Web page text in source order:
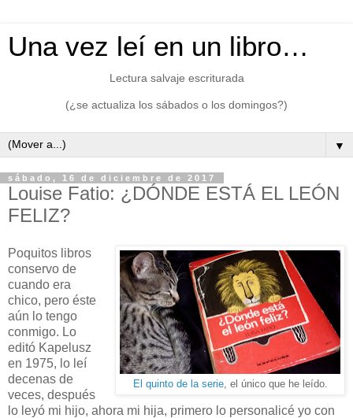
Una vez leí en un libro…
Lectura salvaje escriturada
(¿se actualiza los sábados o los domingos?)
▼
sábado, 16 de diciembre de 2017
Louise Fatio: ¿DÓNDE ESTÁ EL LEÓN
FELIZ?
El quinto de la serie, el único que he leído.
Poquitos libros
conservo de
cuando era
chico, pero éste
aún lo tengo
conmigo. Lo
editó Kapelusz
en 1975, lo leí
decenas de
veces, después
lo leyó mi hijo, ahora mi hija, primero lo personalicé yo con